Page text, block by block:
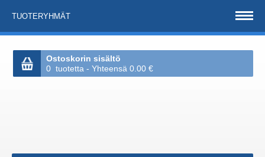
TUOTERYHMÄT
Ostoskorin sisältö
0 tuotetta - Yhteensä 0.00 €